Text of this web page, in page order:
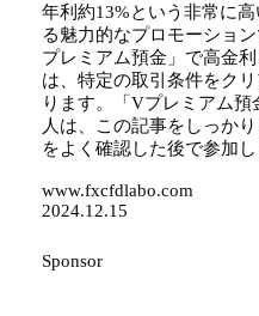
年利約13%という非常に
る魅力的なプロモーショ
プレミアム預金」で高金
は、特定の取引条件をク
ります。「Vプレミアム預
人は、この記事をしっか
をよく確認した後で参加し
www.fxcfdlabo.com
2024.12.15
Sponsor